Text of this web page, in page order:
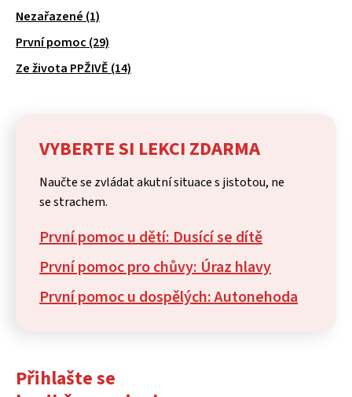
Nezařazené (1)
První pomoc (29)
Ze života PPŽIVĚ (14)
VYBERTE SI LEKCI ZDARMA
Naučte se zvládat akutní situace s jistotou, ne
se strachem.
První pomoc u dětí: Dusící se dítě
První pomoc pro chůvy: Úraz hlavy
První pomoc u dospělých: Autonehoda
Přihlašte se